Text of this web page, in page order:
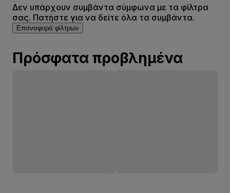
Δεν υπάρχουν συμβάντα σύμφωνα με τα φίλτρα
σας. Πατήστε για να δείτε όλα τα συμβάντα.
Επαναφορά φίλτρων
Πρόσφατα προβλημένα